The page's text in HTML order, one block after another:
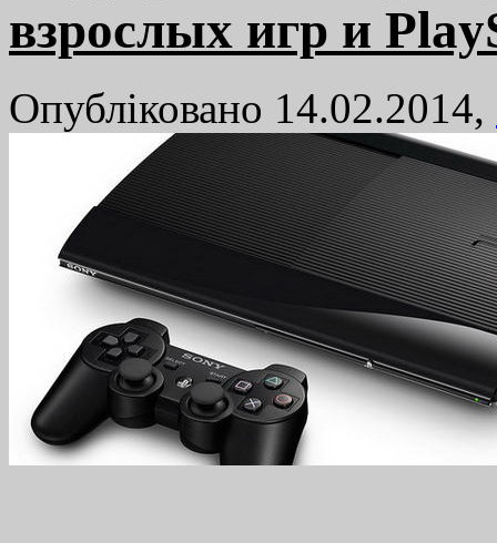
взрослых игр и
Опубліковано 14.02.2014,